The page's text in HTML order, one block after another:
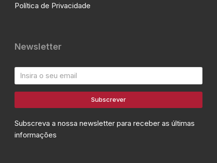
Política de Privacidade
Newsletter
Subscrever
Subscreva a nossa newsletter para receber as últimas
informações